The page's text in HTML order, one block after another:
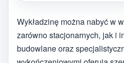
Wykładzinę można nabyć w
zarówno stacjonarnych, jak i
budowlane oraz